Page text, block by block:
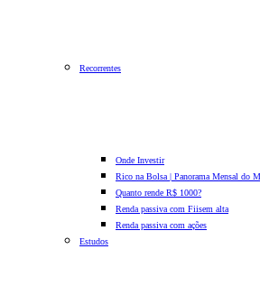
Recorrentes
Onde Investir
Rico na Bolsa | Panorama Mensal do
Quanto rende R$ 1000?
Renda passiva com Fiisem alta
Renda passiva com ações
Estudos